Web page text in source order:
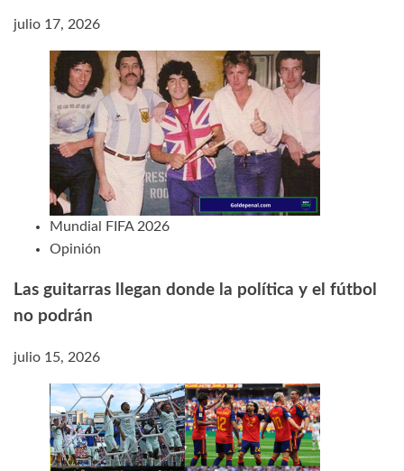
julio 17, 2026
Mundial FIFA 2026
Opinión
Las guitarras llegan donde la política y el fútbol
no podrán
julio 15, 2026